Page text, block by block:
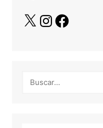
X InstagramFacebook